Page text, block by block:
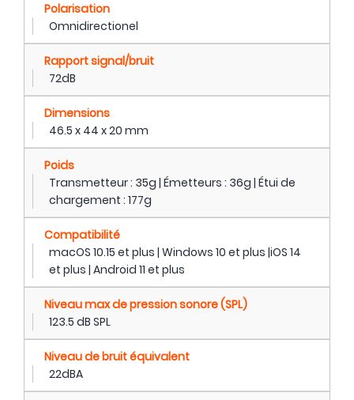
Polarisation
Omnidirectionel
Rapport signal/bruit
72dB
Dimensions
46.5 x 44 x 20 mm
Poids
Transmetteur : 35g | Émetteurs : 36g | Étui de
chargement : 177g
Compatibilité
macOS 10.15 et plus | Windows 10 et plus |iOS 14
et plus | Android 11 et plus
Niveau max de pression sonore (SPL)
123.5 dB SPL
Niveau de bruit équivalent
22dBA